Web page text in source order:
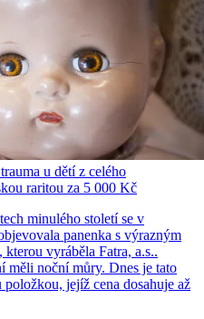
u dětí z celého
raritou za 5 000 Kč
minulého století se v
panenka s výrazným
vyráběla Fatra, a.s..
noční můry. Dnes je tato
jejíž cena dosahuje až